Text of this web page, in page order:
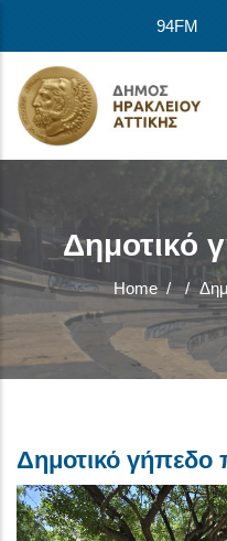
94FM
Δημοτικό
Home / /
Δημοτικό γήπεδο